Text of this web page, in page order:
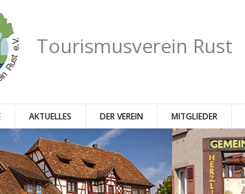
Tourismusverein Rust
AKTUELLES DER VEREIN MITGLIEDER